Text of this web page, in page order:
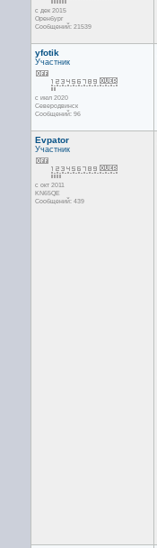
с дек 2015
Оренбург
Сообщений: 21539
yfotik
Участник
с июл 2020
Северодвинск
Сообщений: 96
Evpator
Участник
с окт 2011
KN65QE
Сообщений: 439